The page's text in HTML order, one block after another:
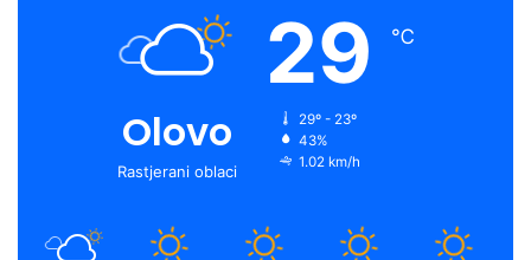
Olovo
Rastjerani oblaci
29 ℃
29º - 23º
43%
1.02 km/h